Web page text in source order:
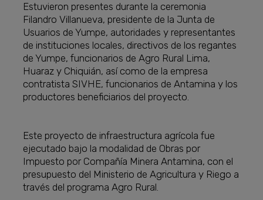
Estuvieron presentes durante la ceremonia
Filandro Villanueva, presidente de la Junta de
Usuarios de Yumpe, autoridades y representantes
de instituciones locales, directivos de los regantes
de Yumpe, funcionarios de Agro Rural Lima,
Huaraz y Chiquián, así como de la empresa
contratista SIVHE, funcionarios de Antamina y los
productores beneficiarios del proyecto.
Este proyecto de infraestructura agrícola fue
ejecutado bajo la modalidad de Obras por
Impuesto por Compañía Minera Antamina, con el
presupuesto del Ministerio de Agricultura y Riego a
través del programa Agro Rural.